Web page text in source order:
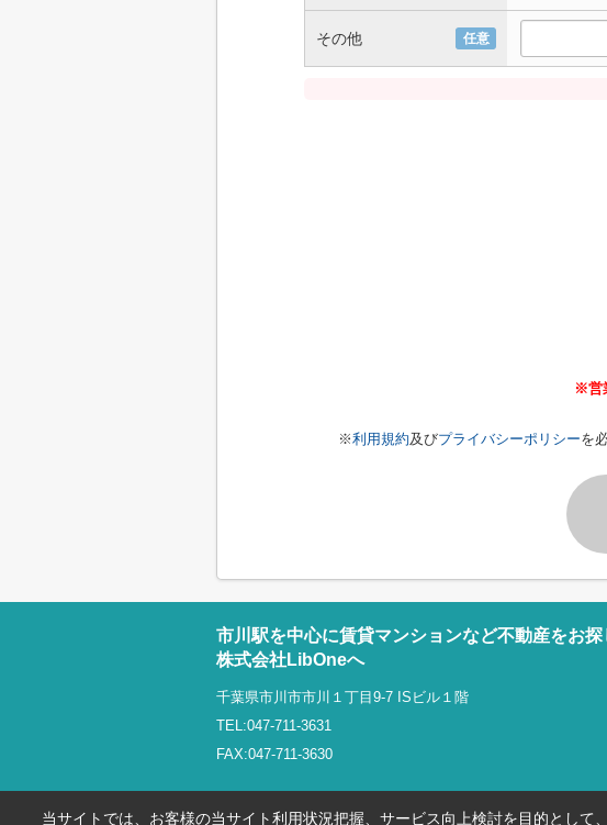
その他 任意
※営
※利用規約及びプライバシーポリシーを
市川駅を中心に賃貸マンションなど不動産をお探
株式会社LibOneへ
千葉県市川市市川１丁目9-7 ISビル１階
TEL:047-711-3631
FAX:047-711-3630
当サイトでは、お客様の当サイト利用状況把握、サービス向上検討を目的として